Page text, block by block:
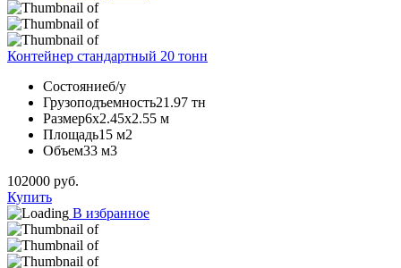
Контейнер стандартный 20 тонн
Состояниеб/у
Грузоподъемность21.97 тн
Размер6х2.45х2.55 м
Площадь15 м2
Объем33 м3
102000 руб.
Купить
В избранное